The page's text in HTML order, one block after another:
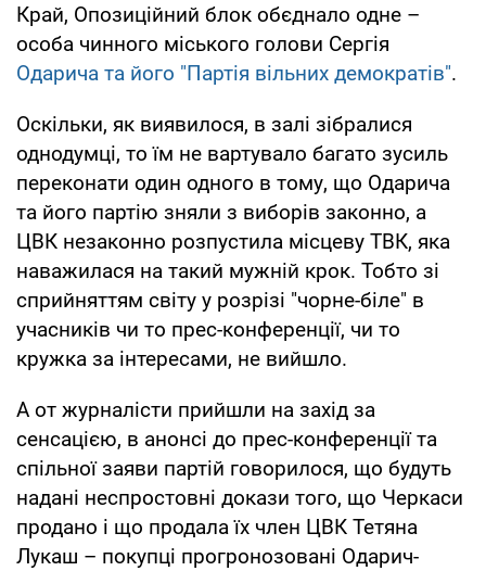
Край, Опозиційний блок обєднало одне –
особа чинного міського голови Сергія
Одарича та його "Партія вільних демократів".
Оскільки, як виявилося, в залі зібралися
однодумці, то їм не вартувало багато зусиль
переконати один одного в тому, що Одарича
та його партію зняли з виборів законно, а
ЦВК незаконно розпустила місцеву ТВК, яка
наважилася на такий мужній крок. Тобто зі
сприйняттям світу у розрізі "чорне-біле" в
учасників чи то прес-конференції, чи то
кружка за інтересами, не вийшло.
А от журналісти прийшли на захід за
сенсацією, в анонсі до прес-конференції та
спільної заяви партій говорилося, що будуть
надані неспростовні докази того, що Черкаси
продано і що продала їх член ЦВК Тетяна
Лукаш – покупці прогронозовані Одарич-